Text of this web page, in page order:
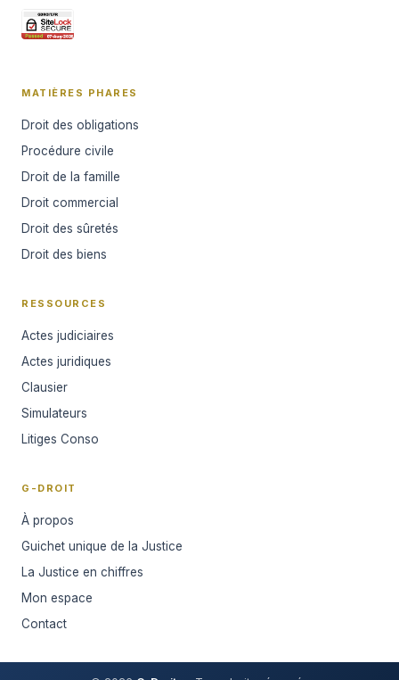
MATIÈRES PHARES
Droit des obligations
Procédure civile
Droit de la famille
Droit commercial
Droit des sûretés
Droit des biens
RESSOURCES
Actes judiciaires
Actes juridiques
Clausier
Simulateurs
Litiges Conso
G-DROIT
À propos
Guichet unique de la Justice
La Justice en chiffres
Mon espace
Contact